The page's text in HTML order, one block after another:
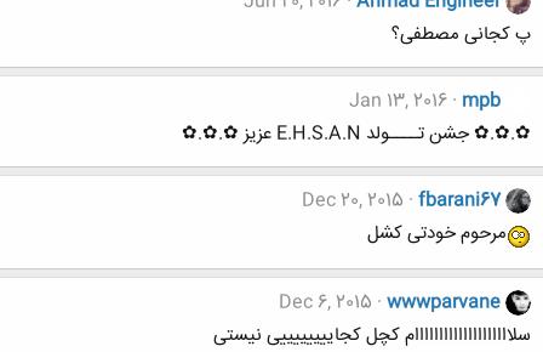
پ کجانی مصطفی؟
mpb
Jan 13, 2016
✿.✿.✿ جشن تــــولد E.H.S.A.N عزیز ✿.✿.✿
fbarani67
Dec 20, 2015
مرحوم خودتی کشل
wwwparvane
Dec 6, 2015
سلاااااااااااااااااااام کچل کجاییییییییی نیستی